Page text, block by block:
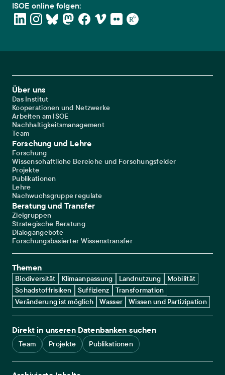
ISOE online folgen:
Footer Main Navigation
Über uns
Das Institut
Kooperationen und Netzwerke
Arbeiten am ISOE
Nachhaltigkeitsmanagement
Team
Forschung und Lehre
Forschung
Wissenschaftliche Bereiche und Forschungsfelder
Projekte
Publikationen
Lehre
Nachwuchsgruppe regulate
Beratung und Transfer
Zielgruppen
Strategische Beratung
Dialogangebote
Forschungsbasierter Wissenstransfer
Themen
Biodiversität Klimaanpassung Landnutzung
Mobilität
Schadstoffrisiken
Suffizienz
Transformation
Veränderung ist möglich
Wasser Wissen und Partizipation
Direkt in unseren Datenbanken suchen
Team Projekte Publikationen